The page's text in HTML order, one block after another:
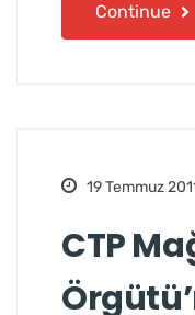
Continue
19 Temmuz
CTP